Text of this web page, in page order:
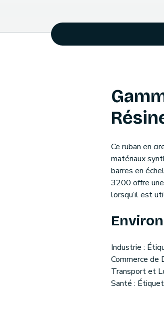
Ce ruban en
matériaux
barres en
3200 offre
lorsqu’il est
Industrie :
Commerce
Transport et
Santé :